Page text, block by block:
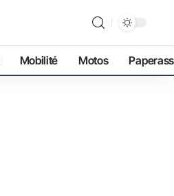
Mobilité Motos